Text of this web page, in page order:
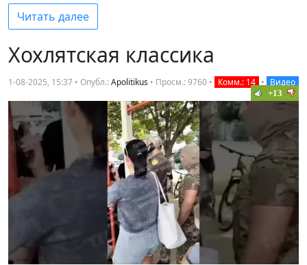
Читать далее
Хохлятская классика
1-08-2025, 15:37 • Опубл.:Apolitikus • Просм.: 9760 • Комм.: 14 • Видео
+13